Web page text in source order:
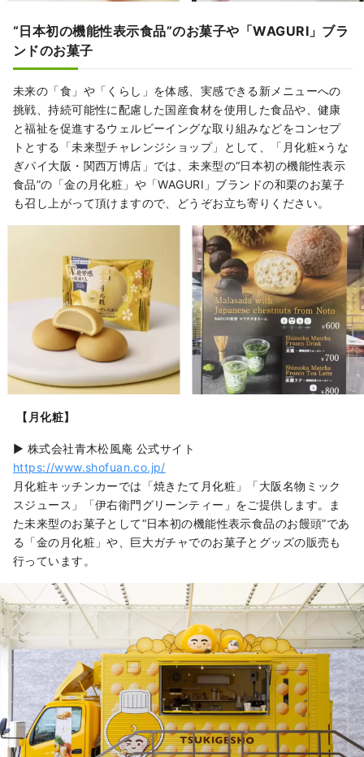
“日本初の機能性表示食品”のお菓子や「WAGURI」ブラ
ンドのお菓子
未来の「食」や「くらし」を体感、実感できる新メニューへの
挑戦、持続可能性に配慮した国産食材を使用した食品や、健康
と福祉を促進するウェルビーイングな取り組みなどをコンセプ
トとする「未来型チャレンジショップ」として、「月化粧×うな
ぎパイ大阪・関西万博店」では、未来型の“日本初の機能性表示
食品”の「金の月化粧」や「WAGURI」ブランドの和栗のお菓子
も召し上がって頂けますので、どうぞお立ち寄りください。
【月化粧】
▶ 株式会社青木松風庵 公式サイト
https://www.shofuan.co.jp/
月化粧キッチンカーでは「焼きたて月化粧」「大阪名物ミック
スジュース」「伊右衛門グリーンティー」をご提供します。ま
た未来型のお菓子として“日本初の機能性表示食品のお饅頭”であ
る「金の月化粧」や、巨大ガチャでのお菓子とグッズの販売も
行っています。